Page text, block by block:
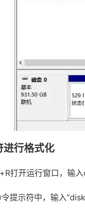
进行格式化
打开运行窗口，输入
提示符中，输入